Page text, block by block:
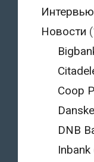
Интервью
Новости
Coop
DNB
Inbank